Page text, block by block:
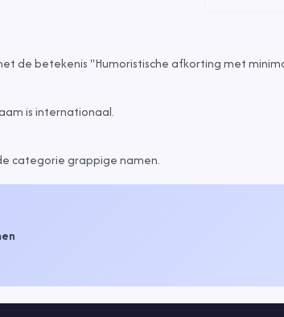
de betekenis "Humoristische afkorting met
isinternationaal.
categoriegrappige namen.